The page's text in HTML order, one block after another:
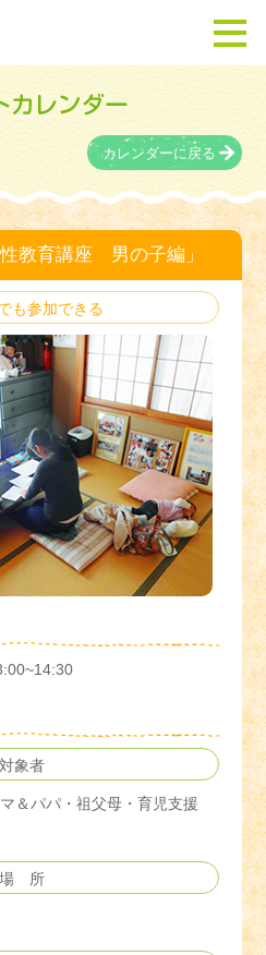
カレンダーに戻る
性教育講座 男の子編」
も参加できる
対象者
＆パパ・祖父母・育児支援
場 所